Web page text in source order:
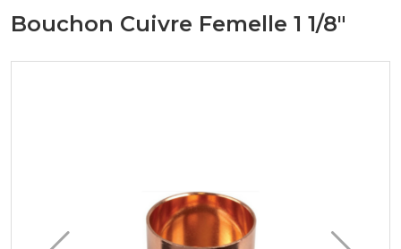
Bouchon Cuivre Femelle 1 1/8"